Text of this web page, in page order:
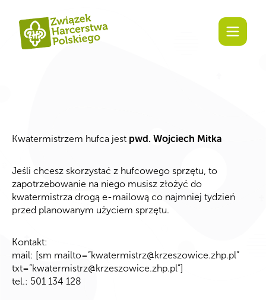
Kwatermistrzem hufca jest pwd. Wojciech Mitka
Jeśli chcesz skorzystać z hufcowego sprzętu, to
zapotrzebowanie na niego musisz złożyć do
kwatermistrza drogą e-mailową co najmniej tydzień
przed planowanym użyciem sprzętu.
Kontakt:
mail: [sm mailto=”kwatermistrz@krzeszowice.zhp.pl”
txt=”kwatermistrz@krzeszowice.zhp.pl”]
tel.: 501 134 128